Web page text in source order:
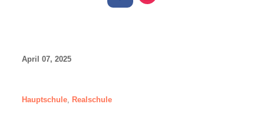
April 07, 2025
Hauptschule, Realschule